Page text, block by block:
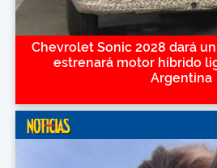
Chevrolet Sonic 2028 dará
estrenará motor híbrido
Argentina